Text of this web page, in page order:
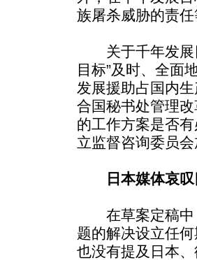
族屠杀威胁的责
关于千年发展
目标”及时、全面
发展援助占国内
合国秘书处管理
的工作方案是否
立监督咨询委员
日本媒体哀
在草案定稿中
题的解决设立任
也没有提及日本